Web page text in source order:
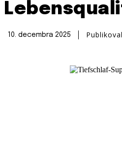
10. decembra 2025